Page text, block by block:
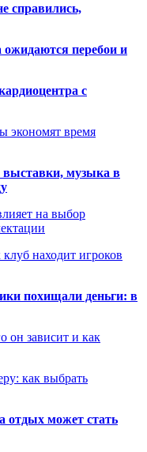
справились,
перебои и
с
экономят время
выставки, музыка в
на выбор
находит игроков
похищали деньги: в
он зависит и как
как выбрать
отдых может стать